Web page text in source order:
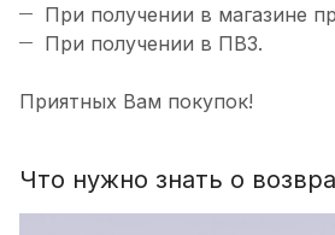
При получении в магазине
При получении в ПВЗ.
Приятных Вам покупок!
Что нужно знать о